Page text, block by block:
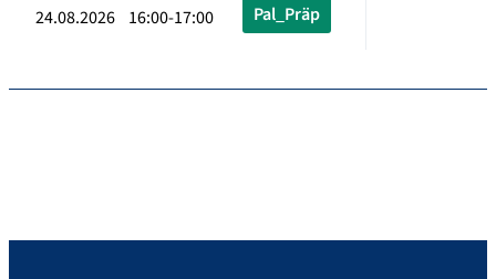
24.08.2026 16:00-17:00 Pal_Präp